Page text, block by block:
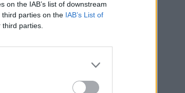
on the IAB’s list of downstream
parties on the IAB’s List of
parties.
korespondenci z